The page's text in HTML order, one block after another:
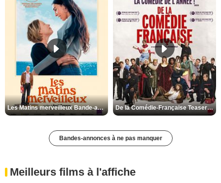
Les Matins merveilleux Bande-annonce VF De la Comédie-Française Teaser VF
Bandes-annonces à ne pas manquer
Meilleurs films à l'affiche